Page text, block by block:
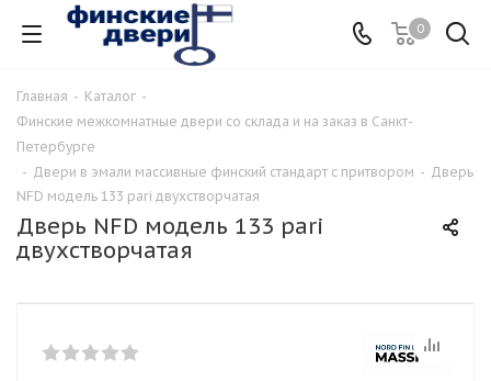
0
Главная - Каталог -
Финские межкомнатные двери со склада и на заказ в Санкт-
Петербурге
- Двери в эмали массивные финский стандарт с притвором - Дверь
NFD модель 133 pari двухстворчатая
Дверь NFD модель 133 pari
двухстворчатая